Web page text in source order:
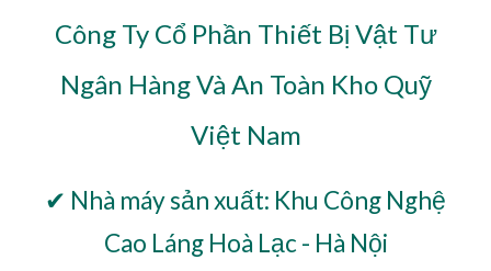
Công Ty Cổ Phần Thiết Bị Vật Tư
Ngân Hàng Và An Toàn Kho Quỹ
Việt Nam
✔ Nhà máy sản xuất: Khu Công Nghệ
Cao Láng Hoà Lạc - Hà Nội